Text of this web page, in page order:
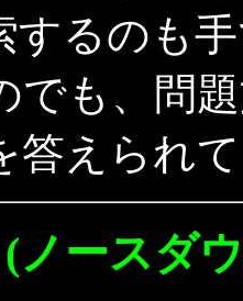
するのも
でも、問
答えられ
ースダウ